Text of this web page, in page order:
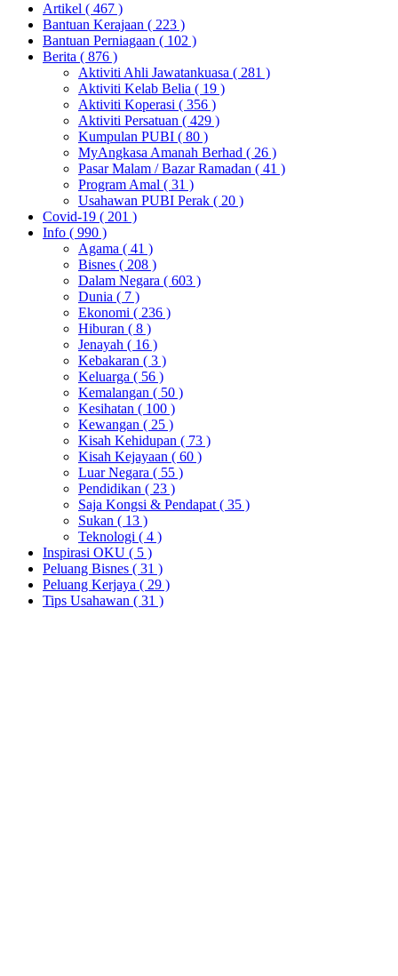
Artikel ( 467 )
Bantuan Kerajaan ( 223 )
Bantuan Perniagaan ( 102 )
Berita ( 876 )
Aktiviti Ahli Jawatankuasa ( 281 )
Aktiviti Kelab Belia ( 19 )
Aktiviti Koperasi ( 356 )
Aktiviti Persatuan ( 429 )
Kumpulan PUBI ( 80 )
MyAngkasa Amanah Berhad ( 26 )
Pasar Malam / Bazar Ramadan ( 41 )
Program Amal ( 31 )
Usahawan PUBI Perak ( 20 )
Covid-19 ( 201 )
Info ( 990 )
Agama ( 41 )
Bisnes ( 208 )
Dalam Negara ( 603 )
Dunia ( 7 )
Ekonomi ( 236 )
Hiburan ( 8 )
Jenayah ( 16 )
Kebakaran ( 3 )
Keluarga ( 56 )
Kemalangan ( 50 )
Kesihatan ( 100 )
Kewangan ( 25 )
Kisah Kehidupan ( 73 )
Kisah Kejayaan ( 60 )
Luar Negara ( 55 )
Pendidikan ( 23 )
Saja Kongsi & Pendapat ( 35 )
Sukan ( 13 )
Teknologi ( 4 )
Inspirasi OKU ( 5 )
Peluang Bisnes ( 31 )
Peluang Kerjaya ( 29 )
Tips Usahawan ( 31 )